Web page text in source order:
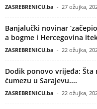
ZASREBRENICU.ba - 27 ožujka,
Banjalučki novinar
a bogme i Hercegovina
ZASREBRENICU.ba - 22 ožujka,
Dodik ponovo vrijeđa:
ćumezu u Sarajevu....
ZASREBRENICU.ba - 22 ožujka,